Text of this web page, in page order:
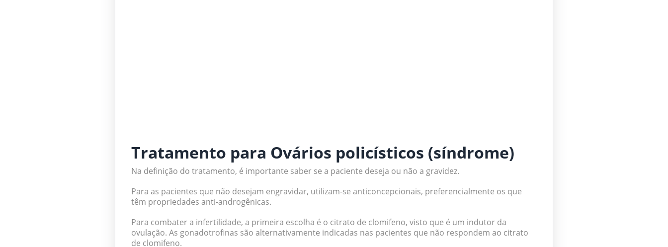
Tratamento para Ovários policísticos (síndrome)
Na definição do tratamento, é importante saber se a paciente deseja ou não a gravidez.
Para as pacientes que não desejam engravidar, utilizam-se anticoncepcionais, preferencialmente os que
têm propriedades anti-androgênicas.
Para combater a infertilidade, a primeira escolha é o citrato de clomifeno, visto que é um indutor da
ovulação. As gonadotrofinas são alternativamente indicadas nas pacientes que não respondem ao citrato
de clomifeno.